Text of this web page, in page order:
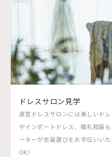
ドレスサロン見学
直営ドレスサロンには美しいド
やインポートドレス、婚礼和装
ーターが衣装選びをお手伝いい
OK〉